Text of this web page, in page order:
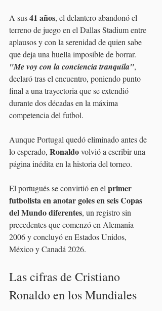
A sus 41 años, el delantero abandonó el
terreno de juego en el Dallas Stadium entre
aplausos y con la serenidad de quien sabe
que deja una huella imposible de borrar.
"Me voy con la conciencia tranquila",
declaró tras el encuentro, poniendo punto
final a una trayectoria que se extendió
durante dos décadas en la máxima
competencia del futbol.
Aunque Portugal quedó eliminado antes de
lo esperado, Ronaldo volvió a escribir una
página inédita en la historia del torneo.
El portugués se convirtió en el primer
futbolista en anotar goles en seis Copas
del Mundo diferentes, un registro sin
precedentes que comenzó en Alemania
2006 y concluyó en Estados Unidos,
México y Canadá 2026.
Las cifras de Cristiano
Ronaldo en los Mundiales